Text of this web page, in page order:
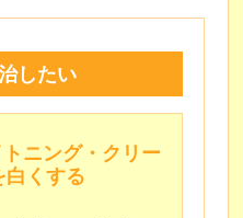
したい
ニング・クリー
白くする